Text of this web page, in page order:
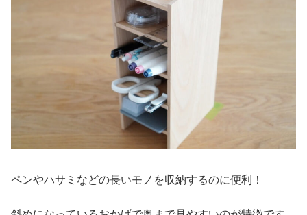
ペンやハサミなどの長いモノを収納するのに便利！